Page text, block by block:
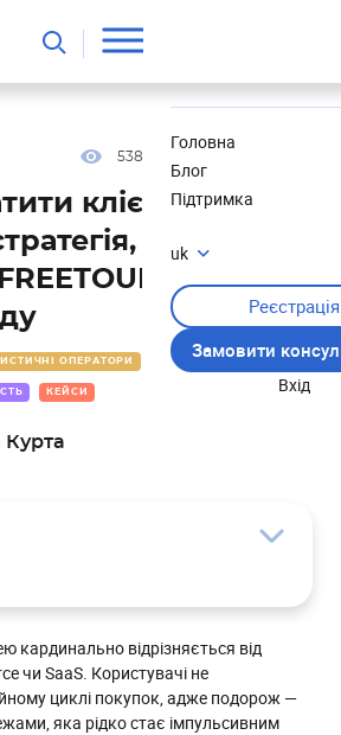
Головна
Блог
Підтримка
uk
Реєстрація
Замовити
Вхід
538
ОПЕРАТОРИ
КЕЙСИ
клієнта за рік:
що
Курта
інфраструктури
життєвого циклу користувача
кардинально відрізняється від
чи SaaS. Користувачі не
циклі покупок, адже подорож —
яка рідко стає імпульсивним